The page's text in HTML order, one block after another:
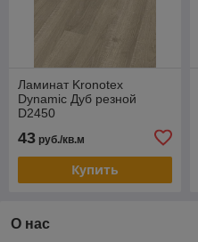
Ламинат Kronotex
Dynamic Дуб резной
D2450
43 руб./кв.м
Купить
О нас